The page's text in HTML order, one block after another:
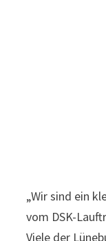
„Wir sind ein
vom DSK-
Viele der